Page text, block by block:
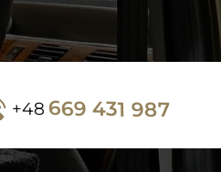
+48669 431 987